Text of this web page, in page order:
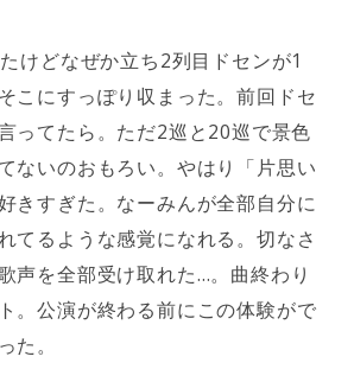
けどなぜか立ち2列目ドセンが1
こにすっぽり収まった。前回ドセ
ってたら。ただ2巡と20巡で景色
ないのおもろい。やはり「片思い
きすぎた。なーみんが全部自分に
てるような感覚になれる。切なさ
声を全部受け取れた…。曲終わり
。公演が終わる前にこの体験がで
た。